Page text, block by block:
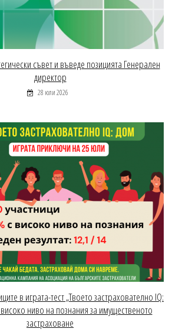
съвет и въведе позицията Генерален
директор
28 юли 2026
в играта-тест „Твоето застрахователно IQ:
ниво на познания за имущественото
застраховане